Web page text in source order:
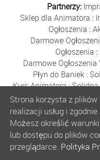
Partnerzy:
Sklep dla Animatora :
Ogłoszenia :
Darmowe
Ogłoszenia :
Darmowe
Płyn do Baniek:
Kurs Animatora:
Animator
Bezpłatne Ogłoszenia
Bańki Mydlane:
Szkolenie
Kurs
Kurs Animatora
Strona korzysta z
realizacji usług i
Możesz określić
lub dostępu do plików
przeglądarce. Polityka